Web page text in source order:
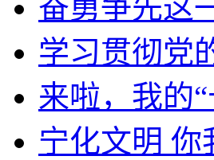
奋勇争先这
学习贯彻党
来啦，我的
宁化文明 你